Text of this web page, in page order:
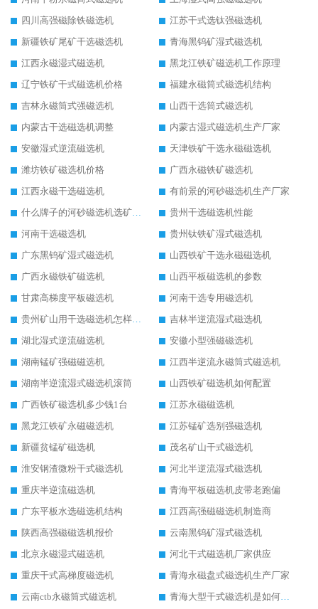
四川高强磁除铁磁选机
江苏干式选钛强磁选机
新疆铁矿尾矿干选磁选机
青海黑钨矿湿式磁选机
江西永磁湿式磁选机
黑龙江铁矿磁选机工作原理
辽宁铁矿干式磁选机价格
福建永磁筒式磁选机结构
吉林永磁筒式强磁选机
山西干选筒式磁选机
内蒙古干选磁选机调整
内蒙古湿式磁选机生产厂家
安徽湿式逆流磁选机
天津铁矿干选永磁磁选机
潍坊铁矿磁选机价格
广西永磁铁矿磁选机
江西永磁干选磁选机
有前景的河砂磁选机生产厂家
什么牌子的河砂磁选机选矿效果好
贵州干选磁选机性能
河南干选磁选机
贵州钛铁矿湿式磁选机
广东黑钨矿湿式磁选机
山西铁矿干选永磁磁选机
广西永磁铁矿磁选机
山西平板磁选机的参数
甘肃高梯度平板磁选机
河南干选专用磁选机
贵州矿山用干选磁选机怎样调磁
吉林半逆流湿式磁选机
湖北湿式逆流磁选机
安徽小型强磁磁选机
湖南锰矿强磁磁选机
江西半逆流永磁筒式磁选机
湖南半逆流湿式磁选机滚筒
山西铁矿磁选机如何配置
广西铁矿磁选机多少钱1台
江苏永磁磁选机
黑龙江铁矿永磁磁选机
江苏锰矿选别强磁选机
新疆贫锰矿磁选机
茂名矿山干式磁选机
淮安钢渣微粉干式磁选机
河北半逆流湿式磁选机
重庆半逆流磁选机
青海平板磁选机皮带老跑偏
广东平板水选磁选机结构
江西高强磁磁选机制造商
陕西高强磁磁选机报价
云南黑钨矿湿式磁选机
北京永磁湿式磁选机
河北干式磁选机厂家供应
重庆干式高梯度磁选机
青海永磁盘式磁选机生产厂家
云南ctb永磁筒式磁选机
青海大型干式磁选机是如何选矿的